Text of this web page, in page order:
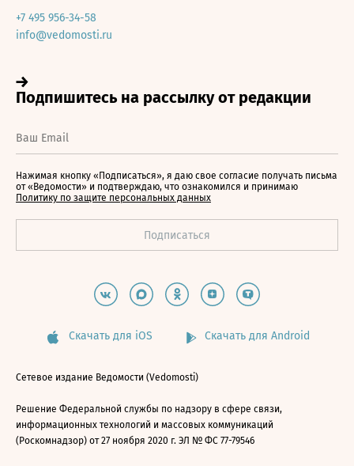
+7 495 956-34-58
info@vedomosti.ru
Нажимая кнопку «Подписаться», я даю свое согласие получать письма
от «Ведомости» и подтверждаю, что ознакомился и принимаю
Политику по защите персональных данных
Скачать для iOS Скачать для Android
Сетевое издание Ведомости (Vedomosti)
Решение Федеральной службы по надзору в сфере связи,
информационных технологий и массовых коммуникаций
(Роскомнадзор) от 27 ноября 2020 г. ЭЛ № ФС 77-79546